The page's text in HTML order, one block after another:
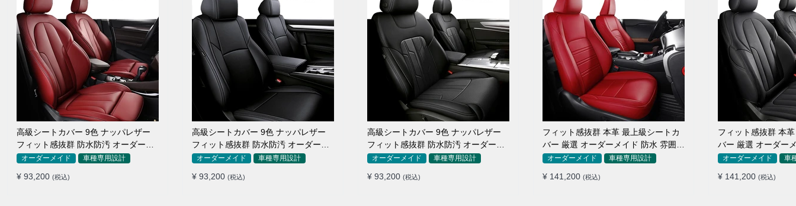
高級シートカバー 9色 ナッパレザー
フィット感抜群 防水防汚 オーダーメ
イド 全席セット
オーダーメイド 車種専用設計
¥ 93,200 (税込)
高級シートカバー 9色 ナッパレザー
フィット感抜群 防水防汚 オーダーメ
イド 全席セット
オーダーメイド 車種専用設計
¥ 93,200 (税込)
高級シートカバー 9色 ナッパレザー
フィット感抜群 防水防汚 オーダーメ
イド 全席セット
オーダーメイド 車種専用設計
¥ 93,200 (税込)
フィット感抜群 本革 最上級シートカ
バー 厳選 オーダーメイド 防水 雰囲気
全席セット
オーダーメイド 車種専用設計
¥ 141,200 (税込)
フィット感抜群 本
バー 厳選 オーダー
全席セット
オーダーメイド 車
¥ 141,200 (税込)